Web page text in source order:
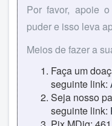
Por favor, apoie
puder e isso leva
Meios de fazer a
Faça um
seguinte link:
Seja nosso
seguinte link: